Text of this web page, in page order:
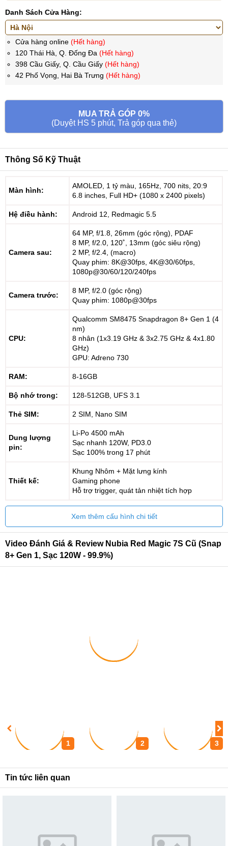
Danh Sách Cửa Hàng:
Cửa hàng online (Hết hàng)
120 Thái Hà, Q. Đống Đa (Hết hàng)
398 Cầu Giấy, Q. Cầu Giấy (Hết hàng)
42 Phố Vọng, Hai Bà Trưng (Hết hàng)
MUA TRẢ GÓP 0%
(Duyệt HS 5 phút, Trả góp qua thẻ)
Thông Số Kỹ Thuật
Màn hình:
AMOLED, 1 tỷ màu, 165Hz, 700 nits, 20:9
6.8 inches, Full HD+ (1080 x 2400 pixels)
Hệ điều hành: Android 12, Redmagic 5.5
Camera sau:
64 MP, f/1.8, 26mm (góc rộng), PDAF
8 MP, f/2.0, 120˚, 13mm (góc siêu rộng)
2 MP, f/2.4, (macro)
Quay phim: 8K@30fps, 4K@30/60fps,
1080p@30/60/120/240fps
Camera trước:
8 MP, f/2.0 (góc rộng)
Quay phim: 1080p@30fps
CPU:
Qualcomm SM8475 Snapdragon 8+ Gen 1 (4
nm)
8 nhân (1x3.19 GHz & 3x2.75 GHz & 4x1.80
GHz)
GPU: Adreno 730
RAM: 8-16GB
Bộ nhớ trong: 128-512GB, UFS 3.1
Thẻ SIM: 2 SIM, Nano SIM
Dung lượng
pin:
Li-Po 4500 mAh
Sạc nhanh 120W, PD3.0
Sạc 100% trong 17 phút
Thiết kế:
Khung Nhôm + Mặt lưng kính
Gaming phone
Hỗ trợ trigger, quát tản nhiệt tích hợp
Xem thêm cấu hình chi tiết
Video Đánh Giá & Review Nubia Red Magic 7S Cũ (Snap
8+ Gen 1, Sạc 120W - 99.9%)
1 2 3
Tin tức liên quan